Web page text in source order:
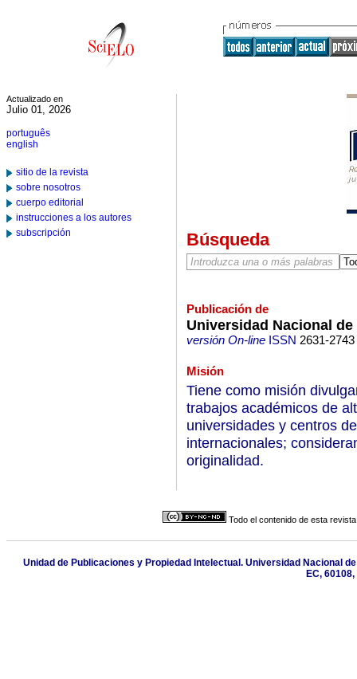
Actualizado en
Julio 01, 2026
português
english
sitio de la revista
sobre nosotros
cuerpo editorial
instrucciones a los autores
subscripción
Búsqueda
Publicación de
Universidad Nacional
versión On-lineISSN 2631-2743
Misión
Tiene como misión
trabajos académicos de
universidades y centros
internacionales;
originalidad.
Todo el contenido de esta
Unidad de Publicaciones y Propiedad Intelectual. Universidad Nacional
EC,